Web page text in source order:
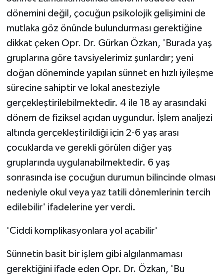
dönemini değil, çocuğun psikolojik gelişimini de
mutlaka göz önünde bulundurması gerektiğine
dikkat çeken Opr. Dr. Gürkan Özkan, 'Burada yaş
gruplarına göre tavsiyelerimiz şunlardır; yeni
doğan döneminde yapılan sünnet en hızlı iyileşme
sürecine sahiptir ve lokal anesteziyle
gerçekleştirilebilmektedir. 4 ile 18 ay arasındaki
dönem de fiziksel açıdan uygundur. İşlem analjezi
altında gerçekleştirildiği için 2-6 yaş arası
çocuklarda ve gerekli görülen diğer yaş
gruplarında uygulanabilmektedir. 6 yaş
sonrasında ise çocuğun durumun bilincinde olması
nedeniyle okul veya yaz tatili dönemlerinin tercih
edilebilir' ifadelerine yer verdi.
'Ciddi komplikasyonlara yol açabilir'
Sünnetin basit bir işlem gibi algılanmaması
gerektiğini ifade eden Opr. Dr. Özkan, 'Bu